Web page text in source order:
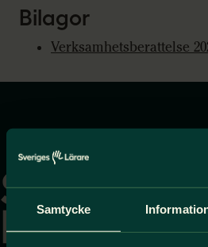
Samtycke
Bilagor
Verksamhetsberattelse
startsidan